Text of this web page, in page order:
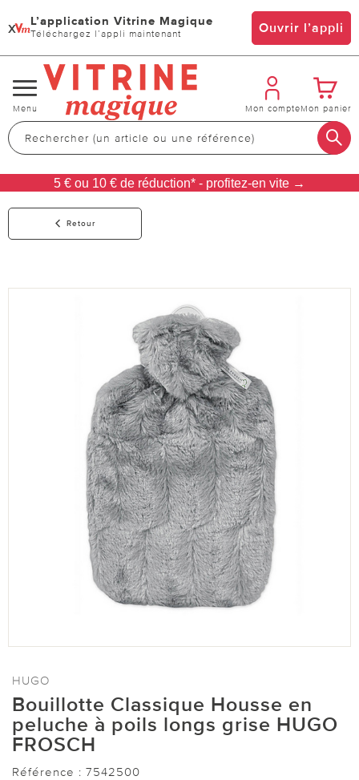
x L’application Vitrine Magique
Téléchargez l’appli maintenant Ouvrir l’appli
Changer
de
navigation
Menu Mon compteMon panier
5 € ou 10 € de réduction* - profitez-en vite →
Retour
HUGO
Bouillotte Classique Housse en
peluche à poils longs grise HUGO
FROSCH
Référence : 7542500